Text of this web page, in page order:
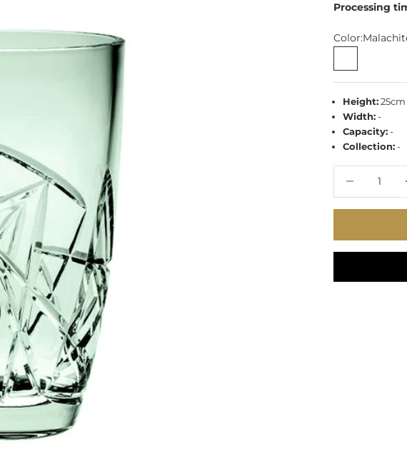
Processing
Color:
Height:25cm
Width:-
Capacity:-
Collection:-